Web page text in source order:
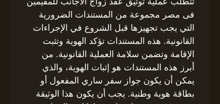
فى مصر مجموعة من المستندات الضرورية
التي يجب تجهيزها قبل الشروع في الإجراءات
القانونية. هذه المستندات تؤكد الهوية وتثبت
الإقامة وتضمن سلامة العملية القانونية. من
أبرز هذه المستندات هو إثبات الهوية، والذي
يمكن أن يكون جواز سفر ساري المفعول أو
بطاقة هوية وطنية. يجب أن يكون هذا الوثيقة